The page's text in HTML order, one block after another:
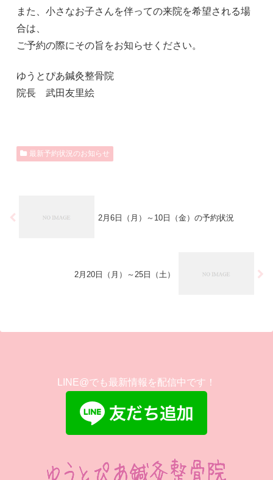
また、小さなお子さんを伴っての来院を希望される場
合は、
ご予約の際にその旨をお知らせください。
ゆうとぴあ鍼灸整骨院
院長 武田友里絵
最新予約状況のお知らせ
2月6日（月）～10日（金）の予約状況
2月20日（月）～25日（土）
LINE@でも最新情報を配信中です！